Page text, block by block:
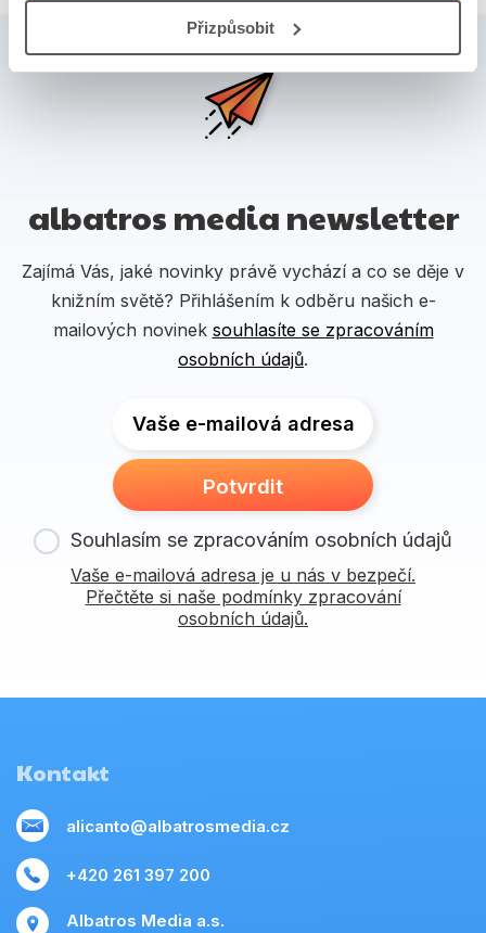
Přizpůsobit
albatros media newsletter
Zajímá Vás, jaké novinky právě vychází a co se děje v
knižním světě? Přihlášením k odběru našich e-
mailových novinek souhlasíte se zpracováním
osobních údajů.
Vaše e-mailová adresa
Potvrdit
Souhlasím se zpracováním osobních údajů
Vaše e-mailová adresa je u nás v bezpečí.
Přečtěte si naše podmínky zpracování
osobních údajů.
Kontakt
alicanto@albatrosmedia.cz
+420 261 397 200
Albatros Media a.s.